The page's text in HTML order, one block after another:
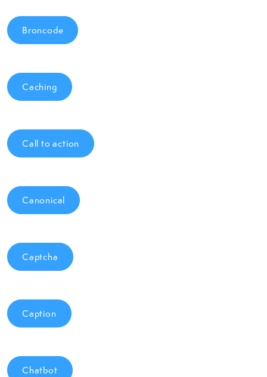
Broncode
Caching
Call to action
Canonical
Captcha
Caption
Chatbot